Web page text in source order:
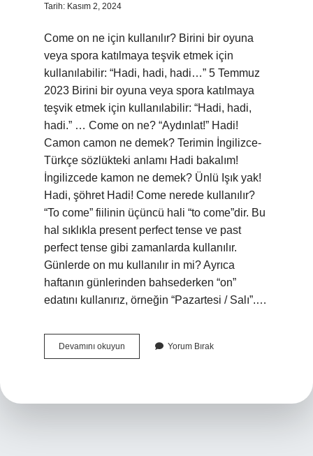
Tarih: Kasım 2, 2024
Come on ne için kullanılır? Birini bir oyuna
veya spora katılmaya teşvik etmek için
kullanılabilir: “Hadi, hadi, hadi…” 5 Temmuz
2023 Birini bir oyuna veya spora katılmaya
teşvik etmek için kullanılabilir: “Hadi, hadi,
hadi.” … Come on ne? “Aydınlat!” Hadi!
Camon camon ne demek? Terimin İngilizce-
Türkçe sözlükteki anlamı Hadi bakalım!
İngilizcede kamon ne demek? Ünlü Işık yak!
Hadi, şöhret Hadi! Come nerede kullanılır?
“To come” fiilinin üçüncü hali “to come”dir. Bu
hal sıklıkla present perfect tense ve past
perfect tense gibi zamanlarda kullanılır.
Günlerde on mu kullanılır in mi? Ayrıca
haftanın günlerinden bahsederken “on”
edatını kullanırız, örneğin “Pazartesi / Salı”.…
Devamını okuyun
On
Yorum Bırak